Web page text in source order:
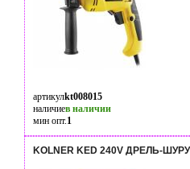
артикулkt008015
наличиев наличии
мин опт.1
KOLNER KED 240V ДРЕЛЬ-